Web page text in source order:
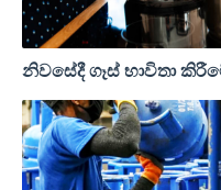
නිවසේදී ගෑස් භාවිතා